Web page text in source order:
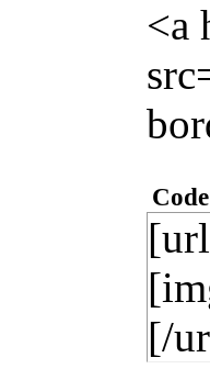
<a
Code
[/